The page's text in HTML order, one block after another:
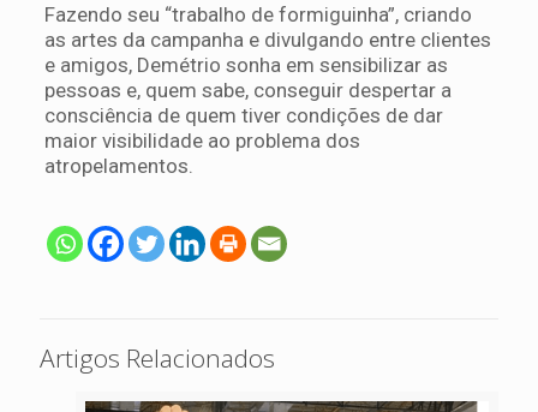
Fazendo seu “trabalho de formiguinha”, criando
as artes da campanha e divulgando entre clientes
e amigos, Demétrio sonha em sensibilizar as
pessoas e, quem sabe, conseguir despertar a
consciência de quem tiver condições de dar
maior visibilidade ao problema dos
atropelamentos.
Artigos Relacionados